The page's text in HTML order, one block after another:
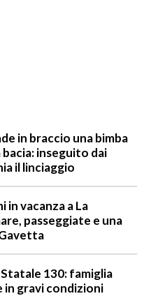
in braccio una bimba
bacia: inseguito dai
il linciaggio
in vacanza a La
passeggiate e una
130: famiglia
in gravi condizioni